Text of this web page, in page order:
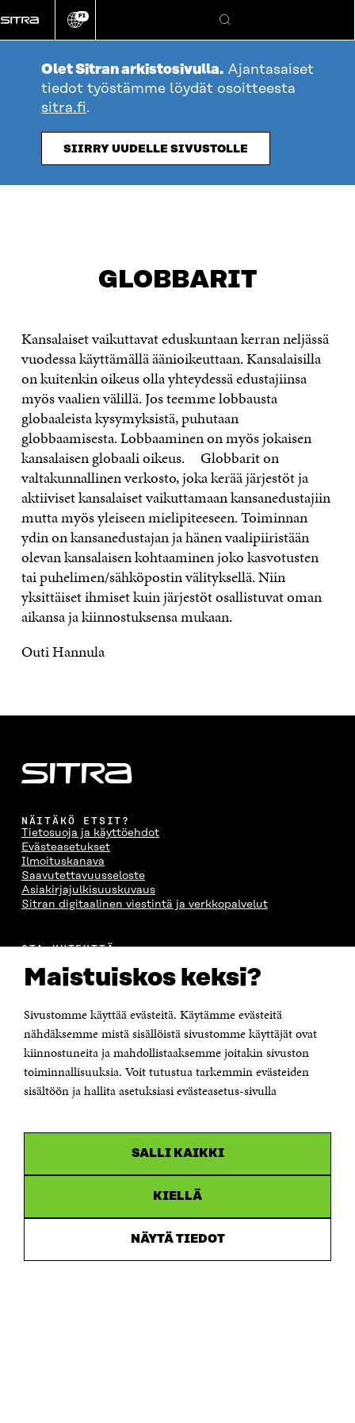
Maistuiskos keksi?
Sivustomme käyttää evästeitä. Käytämme evästeitä
nähdäksemme mistä sisällöistä sivustomme käyttäjät ovat
kiinnostuneita ja mahdollistaaksemme joitakin sivuston
toiminnallisuuksia. Voit tutustua tarkemmin evästeiden
sisältöön ja hallita asetuksiasi evästeasetus-sivulla
SALLI KAIKKI
KIELLÄ
NÄYTÄ TIEDOT
suoraan
sisältöön
Vaihda
kieli
FI
Hae
Olet Sitran arkistosivulla. Ajantasaiset
tiedot työstämme löydät osoitteesta
sitra.fi.
SIIRRY UUDELLE SIVUSTOLLE
GLOBBARIT
Kansalaiset vaikuttavat eduskuntaan kerran neljässä
vuodessa käyttämällä äänioikeuttaan. Kansalaisilla
on kuitenkin oikeus olla yhteydessä edustajiinsa
myös vaalien välillä. Jos teemme lobbausta
globaaleista kysymyksistä, puhutaan
globbaamisesta. Lobbaaminen on myös jokaisen
kansalaisen globaali oikeus. Globbarit on
valtakunnallinen verkosto, joka kerää järjestöt ja
aktiiviset kansalaiset vaikuttamaan kansanedustajiin
mutta myös yleiseen mielipiteeseen. Toiminnan
ydin on kansanedustajan ja hänen vaalipiiristään
olevan kansalaisen kohtaaminen joko kasvotusten
tai puhelimen/sähköpostin välityksellä. Niin
yksittäiset ihmiset kuin järjestöt osallistuvat oman
aikansa ja kiinnostuksensa mukaan.
Outi Hannula
NÄITÄKÖ ETSIT?
Tietosuoja ja käyttöehdot
Evästeasetukset
Ilmoituskanava
Saavutettavuusseloste
Asiakirjajulkisuuskuvaus
Sitran digitaalinen viestintä ja verkkopalvelut
OTA YHTEYTTÄ
Itämerenkatu 11-13, PL 160,
00181 Helsinki
Puhelin +358 294 618 991
Sähköpostiosoite
Saapumisohjeet
Y-tunnus 0202132-3
uudessa
ikkunassaInstagram